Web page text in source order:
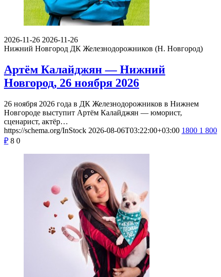
2026-11-26 2026-11-26
Нижний Новгород ДК Железнодорожников (Н. Новгород)
Артём Калайджян — Нижний
Новгород, 26 ноября 2026
26 ноября 2026 года в ДК Железнодорожников в Нижнем
Новгороде выступит Артём Калайджян — юморист,
сценарист, актёр…
https://schema.org/InStock 2026-08-06T03:22:00+03:00 1800 1 800
₽ 8 0